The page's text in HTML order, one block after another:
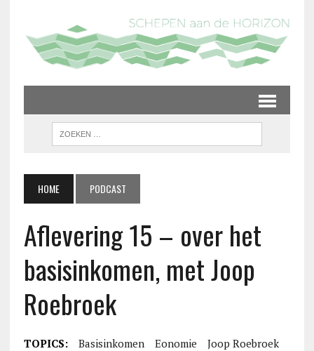
HOME PODCAST
Aflevering 15 – over het
basisinkomen, met Joop
Roebroek
TOPICS: Basisinkomen Eonomie
Joop Roebroek